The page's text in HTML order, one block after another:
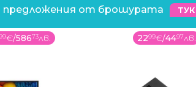
предложения от брошурата ТУК
€/58673лв. 2299€/4497лв.